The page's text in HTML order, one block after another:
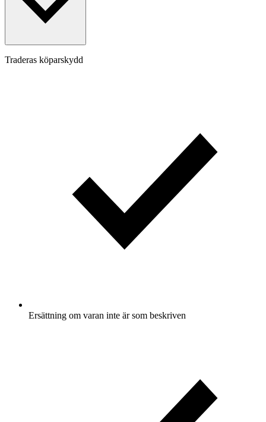
Traderas köparskydd
Ersättning om varan inte är som beskriven